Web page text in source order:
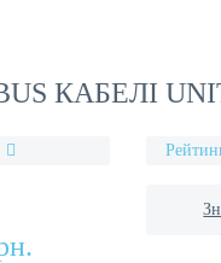
КАБЕЛІ